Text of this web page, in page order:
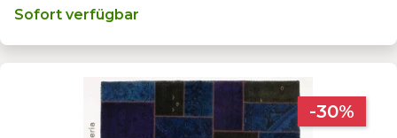
Sofort verfügbar
-30%